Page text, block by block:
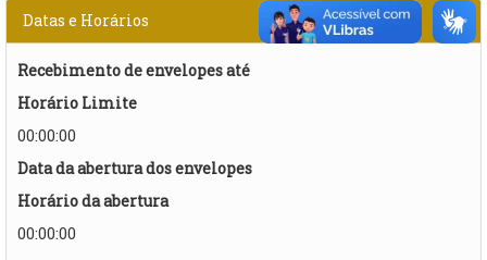
Datas e Horários
Recebimento de envelopes até
Horário Limite
00:00:00
Data da abertura dos envelopes
Horário da abertura
00:00:00